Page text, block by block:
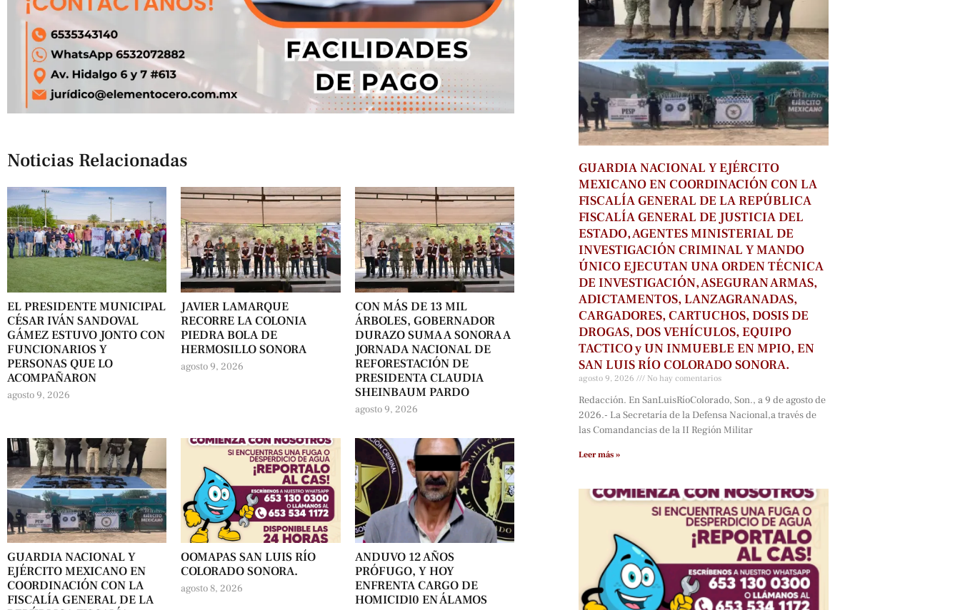
Noticias Relacionadas
EL PRESIDENTE MUNICIPAL
CÉSAR IVÁN SANDOVAL
GÁMEZ ESTUVO JONTO CON
FUNCIONARIOS Y
PERSONAS QUE LO
ACOMPAÑARON
agosto 9, 2026
JAVIER LAMARQUE
RECORRE LA COLONIA
PIEDRA BOLA DE
HERMOSILLO SONORA
agosto 9, 2026
CON MÁS DE 13 MIL
ÁRBOLES, GOBERNADOR
DURAZO SUMA A SONORA A
JORNADA NACIONAL DE
REFORESTACIÓN DE
PRESIDENTA CLAUDIA
SHEINBAUM PARDO
agosto 9, 2026
GUARDIA NACIONAL Y
EJÉRCITO MEXICANO EN
COORDINACIÓN CON LA
FISCALÍA GENERAL DE LA
OOMAPAS SAN LUIS RÍO
COLORADO SONORA.
agosto 8, 2026
ANDUVO 12 AÑOS
PRÓFUGO, Y HOY
ENFRENTA CARGO DE
HOMICIDl0 EN ÁLAMOS
GUARDIA NACIONAL Y EJÉRCITO
MEXICANO EN COORDINACIÓN CON LA
FISCALÍA GENERAL DE LA REPÚBLICA
FISCALÍA GENERAL DE JUSTICIA DEL
ESTADO, AGENTES MINISTERIAL DE
INVESTIGACIÓN CRIMINAL Y MANDO
ÚNICO EJECUTAN UNA ORDEN TÉCNICA
DE INVESTIGACIÓN, ASEGURAN ARMAS,
ADICTAMENTOS, LANZAGRANADAS,
CARGADORES, CARTUCHOS, DOSIS DE
DROGAS, DOS VEHÍCULOS, EQUIPO
TACTICO y UN INMUEBLE EN MPIO, EN
SAN LUIS RÍO COLORADO SONORA.
agosto 9, 2026 No hay comentarios
Redacción. En SanLuisRíoColorado, Son., a 9 de agosto de
2026.- La Secretaría de la Defensa Nacional,a través de
las Comandancias de la II Región Militar
Leer más »